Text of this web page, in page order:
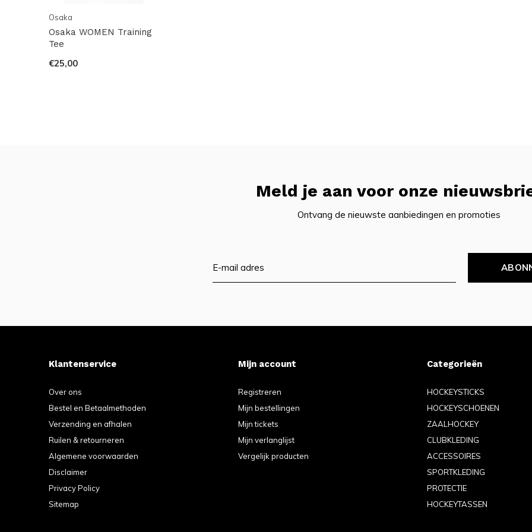
Osaka
Osaka WOMEN Training
Tee
€25,00
Meld je aan voor onze
Ontvang de nieuwste aanbiedingen en promoties
Klantenservice
Over ons
Bestel en Betaalmethoden
Verzending en afhalen
Ruilen & retourneren
Algemene voorwaarden
Disclaimer
Privacy Policy
Sitemap
Mijn account
Registreren
Mijn bestellingen
Mijn tickets
Mijn verlanglijst
Vergelijk producten
Categorieën
HOCKEYSTICKS
HOCKEYSCHOENEN
ZAALHOCKEY
CLUBKLEDING
ACCESSOIRES
SPORTKLEDING
PROTECTIE
HOCKEYTASSEN